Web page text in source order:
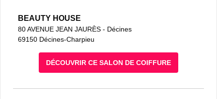
BEAUTY HOUSE
80 AVENUE JEAN JAURÈS - Décines
69150 Décines-Charpieu
DÉCOUVRIR CE SALON DE COIFFURE